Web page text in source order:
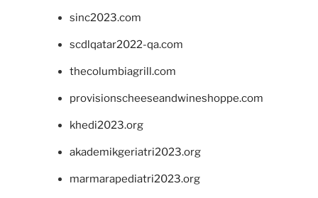
sinc2023.com
scdlqatar2022-qa.com
thecolumbiagrill.com
provisionscheeseandwineshoppe.com
khedi2023.org
akademikgeriatri2023.org
marmarapediatri2023.org